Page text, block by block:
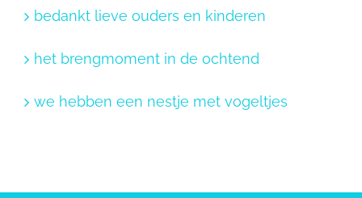
bedankt lieve ouders en kinderen
het brengmoment in de ochtend
we hebben een nestje met vogeltjes